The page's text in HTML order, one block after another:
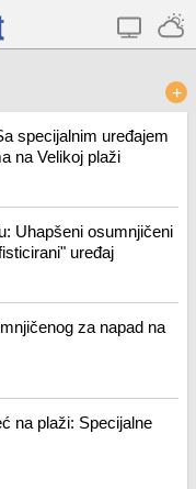
+
specijalnim uređajem
na Velikoj plaži
Uhapšeni osumnjičeni
uređaj
za napad na
na plaži: Specijalne